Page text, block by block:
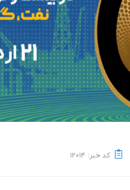
کد خبر: ۱۲۰۱۴